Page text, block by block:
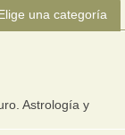
Astrología y